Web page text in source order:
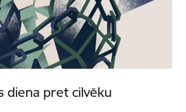
diena pret cilvēku